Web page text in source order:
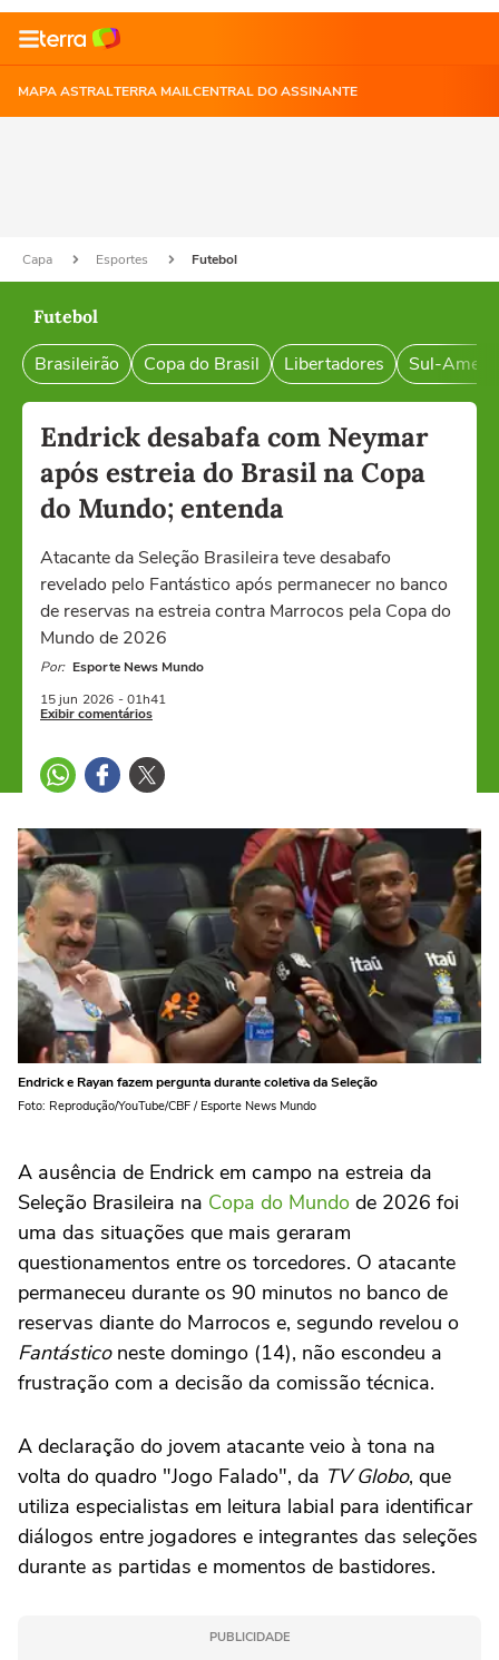
MAPA ASTRALTERRA MAILCENTRAL DO ASSINANTE
Capa Esportes Futebol
Futebol
Brasileirão Copa do Brasil Libertadores Sul-
Endrick desabafa com Neymar
após estreia do Brasil na Copa
do Mundo; entenda
Atacante da Seleção Brasileira teve desabafo
revelado pelo Fantástico após permanecer no banco
de reservas na estreia contra Marrocos pela Copa do
Mundo de 2026
Por: Esporte News Mundo
15 jun 2026 - 01h41
Exibir comentários
Endrick e Rayan fazem pergunta durante coletiva da Seleção
Foto: Reprodução/YouTube/CBF / Esporte News Mundo
A ausência de Endrick em campo na estreia da
Seleção Brasileira na Copa do Mundo de 2026 foi
uma das situações que mais geraram
questionamentos entre os torcedores. O atacante
permaneceu durante os 90 minutos no banco de
reservas diante do Marrocos e, segundo revelou o
Fantásticoneste domingo (14), não escondeu a
frustração com a decisão da comissão técnica.
A declaração do jovem atacante veio à tona na
volta do quadro "Jogo Falado", da TV Globo, que
utiliza especialistas em leitura labial para identificar
diálogos entre jogadores e integrantes das seleções
durante as partidas e momentos de bastidores.
PUBLICIDADE